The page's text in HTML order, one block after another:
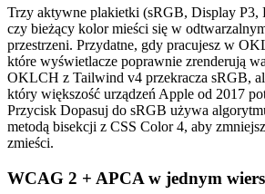
Trzy aktywne plakietki (sRGB, Display P3,
czy bieżący kolor mieści się w
przestrzeni. Przydatne, gdy pracujesz w
które wyświetlacze poprawnie zrenderują
OKLCH z Tailwind v4 przekracza sRGB,
który większość urządzeń Apple od 2017
Przycisk Dopasuj do sRGB używa
metodą bisekcji z CSS Color 4, aby
zmieści.
WCAG 2 + APCA w jednym